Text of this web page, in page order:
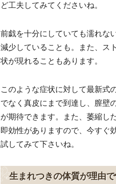
ど工夫してみてくださいね。
前戯を十分にしていても濡れな
減少していることも。また、ス
状が現れることもあります。
このような症状に対して最新式
でなく真皮にまで到達し、膣壁
が期待できます。また、萎縮し
即効性がありますので、今すぐ
試してみて下さいね。
生まれつきの体質が理由